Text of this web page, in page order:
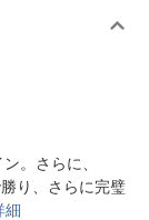
。さらに、
り、さらに完璧
細